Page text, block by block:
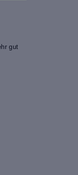
gut